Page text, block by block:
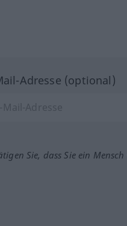
Adresse (optional)
Sie, dass Sie ein